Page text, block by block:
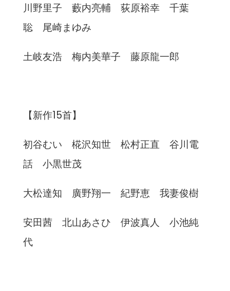
川野里子 藪内亮輔 荻原裕幸 千葉
聡 尾崎まゆみ
土岐友浩 梅内美華子 藤原龍一郎
【新作15首】
初谷むい 椛沢知世 松村正直 谷川電
話 小黒世茂
大松達知 廣野翔一 紀野恵 我妻俊樹
安田茜 北山あさひ 伊波真人 小池純
代